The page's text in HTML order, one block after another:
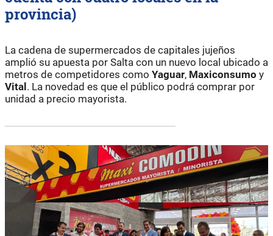
provincia)
La cadena de supermercados de capitales jujeños
amplió su apuesta por Salta con un nuevo local ubicado a
metros de competidores como Yaguar, Maxiconsumo y
Vital . La novedad es que el público podrá comprar por
unidad a precio mayorista.